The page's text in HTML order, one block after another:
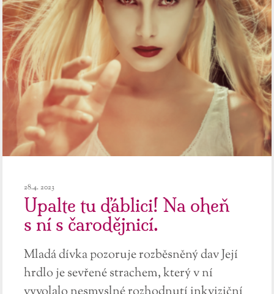
28.4. 2023
Upalte tu ďáblici! Na oheň
s ní s čarodějnicí.
Mladá dívka pozoruje rozběsněný dav Její
hrdlo je sevřené strachem, který v ní